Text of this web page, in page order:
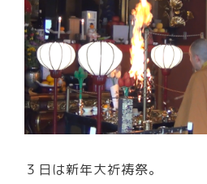
３日は新年大祈祷祭。